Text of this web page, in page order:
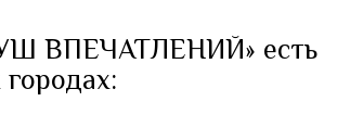
ВПЕЧАТЛЕНИЙ» есть